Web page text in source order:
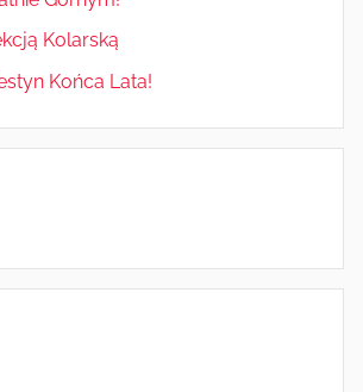
Kolarską
Końca Lata!